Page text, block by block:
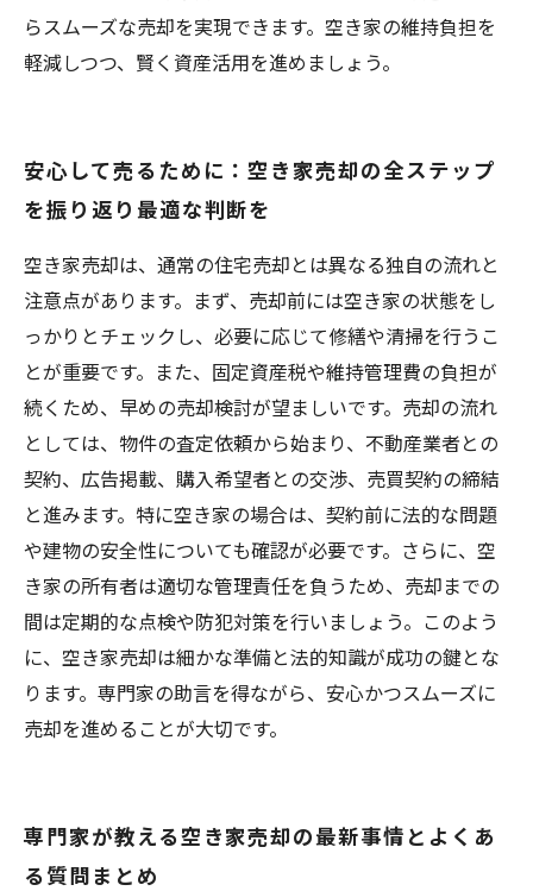
らスムーズな売却を実現できます。空き家の維持負担を
軽減しつつ、賢く資産活用を進めましょう。
安心して売るために：空き家売却の全ステップ
を振り返り最適な判断を
空き家売却は、通常の住宅売却とは異なる独自の流れと
注意点があります。まず、売却前には空き家の状態をし
っかりとチェックし、必要に応じて修繕や清掃を行うこ
とが重要です。また、固定資産税や維持管理費の負担が
続くため、早めの売却検討が望ましいです。売却の流れ
としては、物件の査定依頼から始まり、不動産業者との
契約、広告掲載、購入希望者との交渉、売買契約の締結
と進みます。特に空き家の場合は、契約前に法的な問題
や建物の安全性についても確認が必要です。さらに、空
き家の所有者は適切な管理責任を負うため、売却までの
間は定期的な点検や防犯対策を行いましょう。このよう
に、空き家売却は細かな準備と法的知識が成功の鍵とな
ります。専門家の助言を得ながら、安心かつスムーズに
売却を進めることが大切です。
専門家が教える空き家売却の最新事情とよくあ
る質問まとめ